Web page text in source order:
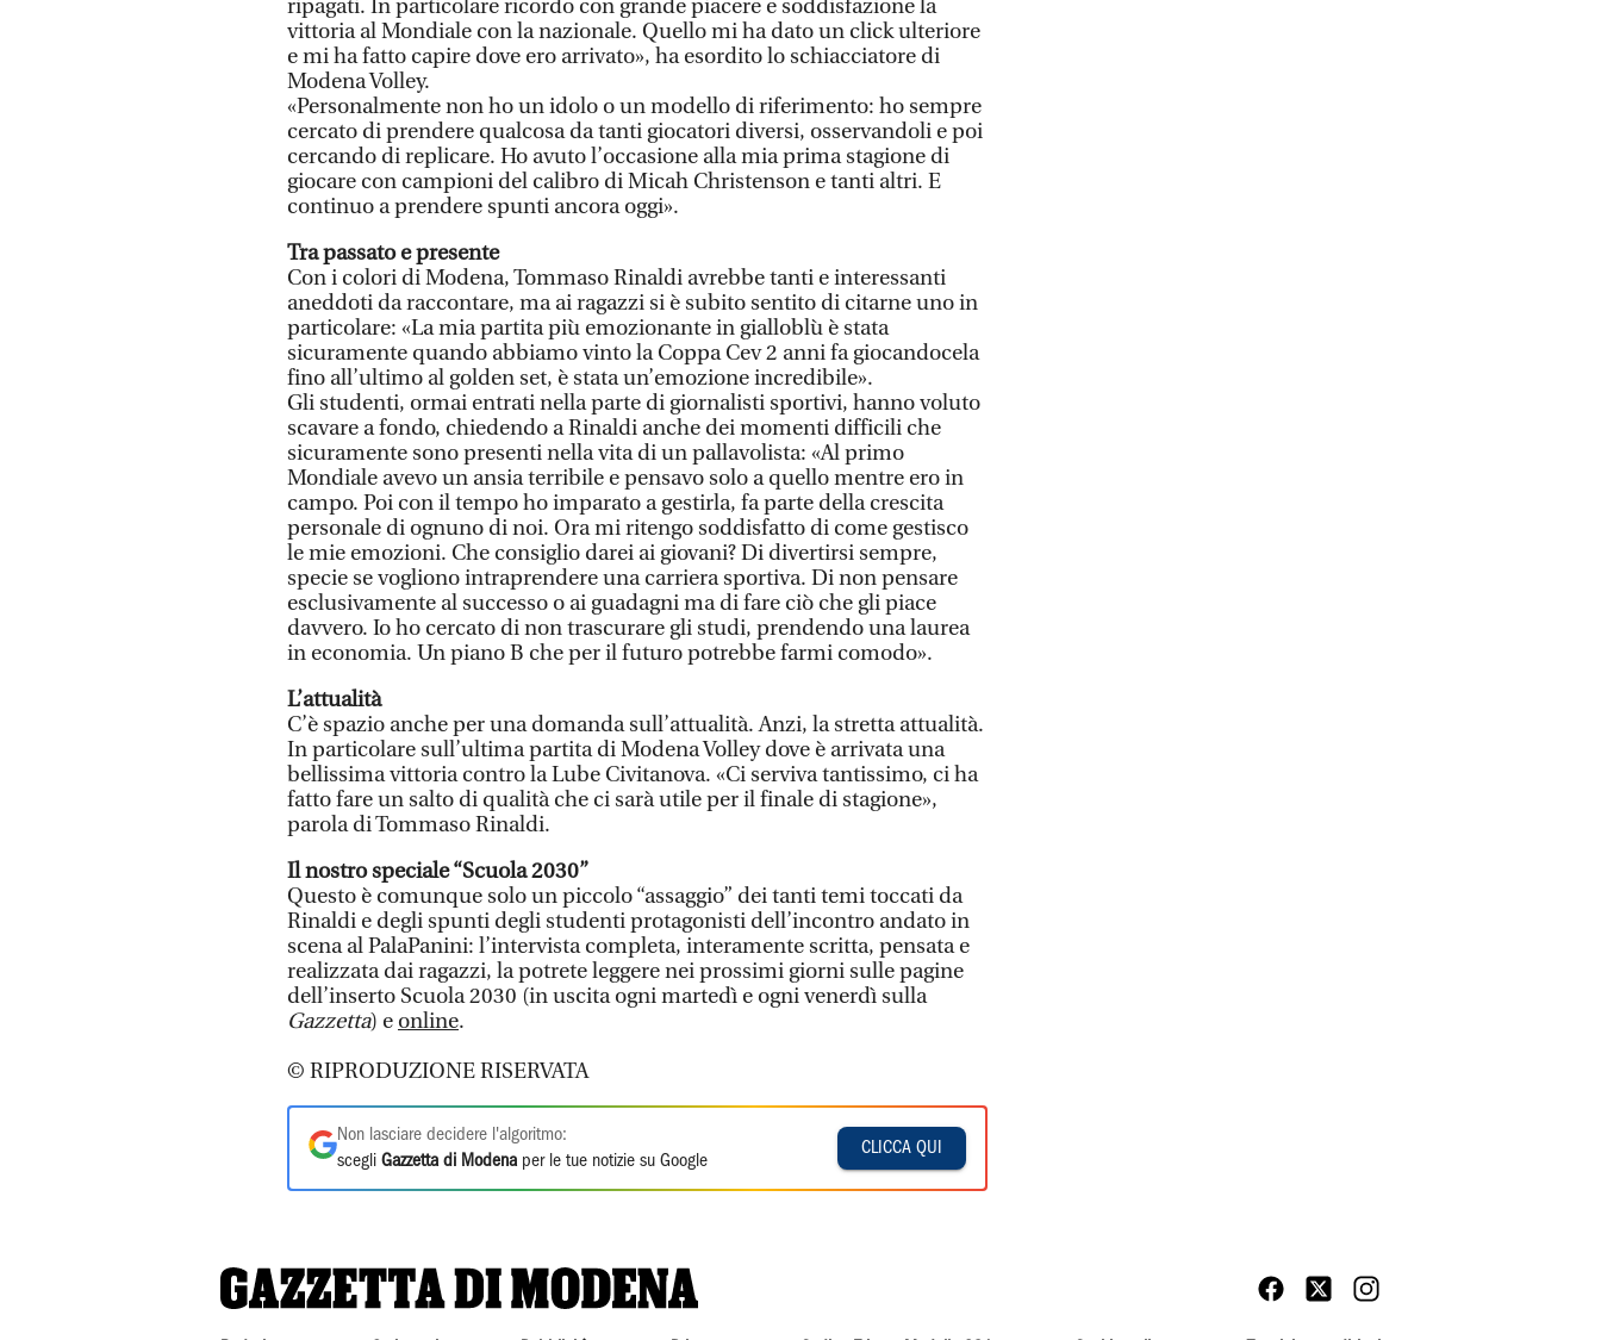
ripagati. In particolare ricordo con grande piacere e soddisfazione la
vittoria al Mondiale con la nazionale. Quello mi ha dato un click ulteriore
e mi ha fatto capire dove ero arrivato», ha esordito lo schiacciatore di
Modena Volley.
«Personalmente non ho un idolo o un modello di riferimento: ho sempre
cercato di prendere qualcosa da tanti giocatori diversi, osservandoli e poi
cercando di replicare. Ho avuto l’occasione alla mia prima stagione di
giocare con campioni del calibro di Micah Christenson e tanti altri. E
continuo a prendere spunti ancora oggi».
Tra passato e presente
Con i colori di Modena, Tommaso Rinaldi avrebbe tanti e interessanti
aneddoti da raccontare, ma ai ragazzi si è subito sentito di citarne uno in
particolare: «La mia partita più emozionante in gialloblù è stata
sicuramente quando abbiamo vinto la Coppa Cev 2 anni fa giocandocela
fino all’ultimo al golden set, è stata un’emozione incredibile».
Gli studenti, ormai entrati nella parte di giornalisti sportivi, hanno voluto
scavare a fondo, chiedendo a Rinaldi anche dei momenti difficili che
sicuramente sono presenti nella vita di un pallavolista: «Al primo
Mondiale avevo un ansia terribile e pensavo solo a quello mentre ero in
campo. Poi con il tempo ho imparato a gestirla, fa parte della crescita
personale di ognuno di noi. Ora mi ritengo soddisfatto di come gestisco
le mie emozioni. Che consiglio darei ai giovani? Di divertirsi sempre,
specie se vogliono intraprendere una carriera sportiva. Di non pensare
esclusivamente al successo o ai guadagni ma di fare ciò che gli piace
davvero. Io ho cercato di non trascurare gli studi, prendendo una laurea
in economia. Un piano B che per il futuro potrebbe farmi comodo».
L’attualità
C’è spazio anche per una domanda sull’attualità. Anzi, la stretta attualità.
In particolare sull’ultima partita di Modena Volley dove è arrivata una
bellissima vittoria contro la Lube Civitanova. «Ci serviva tantissimo, ci ha
fatto fare un salto di qualità che ci sarà utile per il finale di stagione»,
parola di Tommaso Rinaldi.
Il nostro speciale “Scuola 2030”
Questo è comunque solo un piccolo “assaggio” dei tanti temi toccati da
Rinaldi e degli spunti degli studenti protagonisti dell’incontro andato in
scena al PalaPanini: l’intervista completa, interamente scritta, pensata e
realizzata dai ragazzi, la potrete leggere nei prossimi giorni sulle pagine
dell’inserto Scuola 2030 (in uscita ogni martedì e ogni venerdì sulla
Gazzetta) e online.
© RIPRODUZIONE RISERVATA
Non lasciare decidere l'algoritmo:
scegli Gazzetta di Modena per le tue notizie su Google
CLICCA QUI